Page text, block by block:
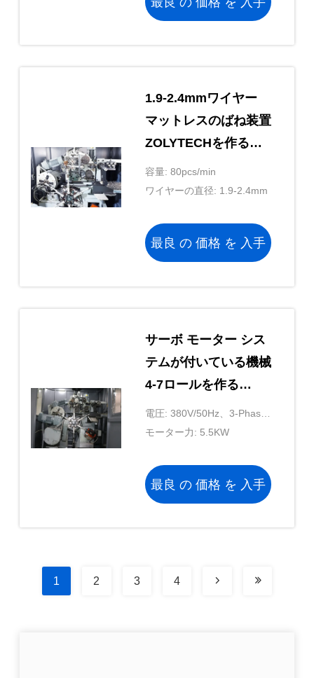
1.9-2.4mmワイヤー
マットレスのばね装置
ZOLYTECHを作る巻
く機械ばね
容量: 80pcs/min
ワイヤーの直径: 1.9-2.4mm
最良 の 価格 を 入手
サーボ モーター シス
テムが付いている機械
4-7ロールを作る
2500KG自動ばね
電圧: 380V/50Hz、3-Phase
220V/60Hz
モーター力: 5.5KW
最良 の 価格 を 入手
1 2 3 4